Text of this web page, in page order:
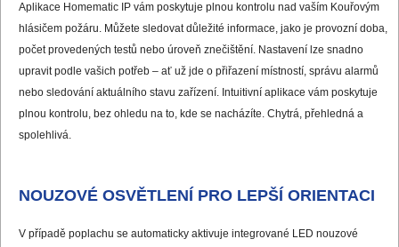
Aplikace Homematic IP vám poskytuje plnou kontrolu nad vaším Kouřovým
hlásičem požáru. Můžete sledovat důležité informace, jako je provozní doba,
počet provedených testů nebo úroveň znečištění. Nastavení lze snadno
upravit podle vašich potřeb – ať už jde o přiřazení místností, správu alarmů
nebo sledování aktuálního stavu zařízení. Intuitivní aplikace vám poskytuje
plnou kontrolu, bez ohledu na to, kde se nacházíte. Chytrá, přehledná a
spolehlivá.
NOUZOVÉ OSVĚTLENÍ PRO LEPŠÍ ORIENTACI
V případě poplachu se automaticky aktivuje integrované LED nouzové